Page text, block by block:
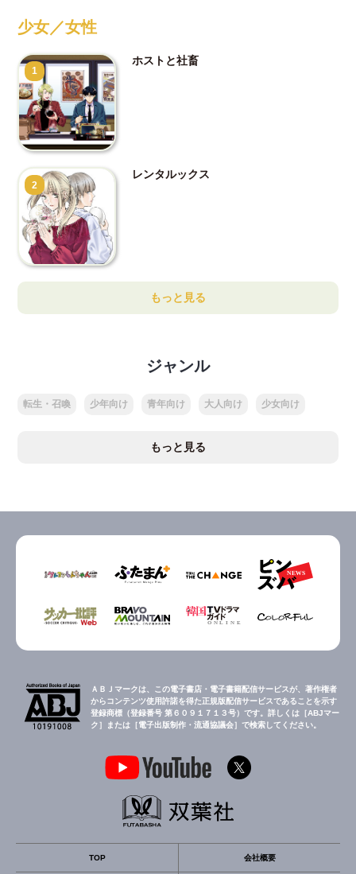
少女／女性
1
ホストと社畜
2
レンタルックス
もっと見る
ジャンル
転生・召喚 少年向け 青年向け 大人向け 少女向け
もっと見る
ＡＢＪマークは、この電子書店・電子書籍配信サービスが、著作権者
からコンテンツ使用許諾を得た正規版配信サービスであることを示す
登録商標（登録番号 第６０９１７１３号）です。詳しくは［ABJマー
ク］または［電子出版制作・流通協議会］で検索してください。
TOP 会社概要